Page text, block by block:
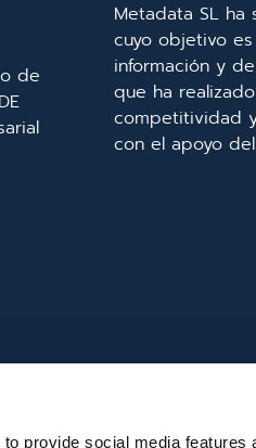
provide social media features
de
Metadata SL
cuyo objetivo
información y
que ha
competitividad
con el apoyo